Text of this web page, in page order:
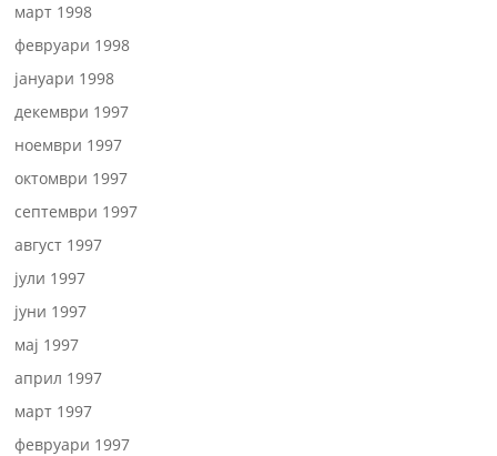
март 1998
февруари 1998
јануари 1998
декември 1997
ноември 1997
октомври 1997
септември 1997
август 1997
јули 1997
јуни 1997
мај 1997
април 1997
март 1997
февруари 1997